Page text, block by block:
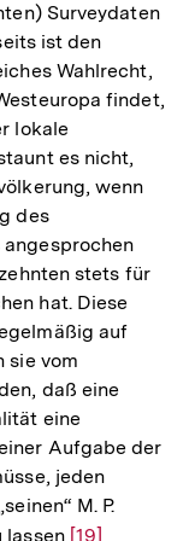
Surveydaten
ist den
Wahlrecht,
findet,
lokale
es nicht,
wenn
des
stets für
hat. Diese
auf
sie vom
daß eine
eine
Aufgabe der
jeden
M. P.
lassen Zur
[19]